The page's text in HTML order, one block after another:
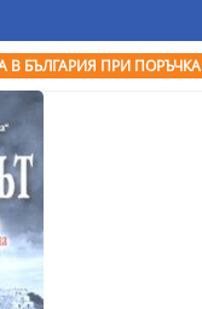
В БЪЛГАРИЯ ПРИ ПОРЪЧКА